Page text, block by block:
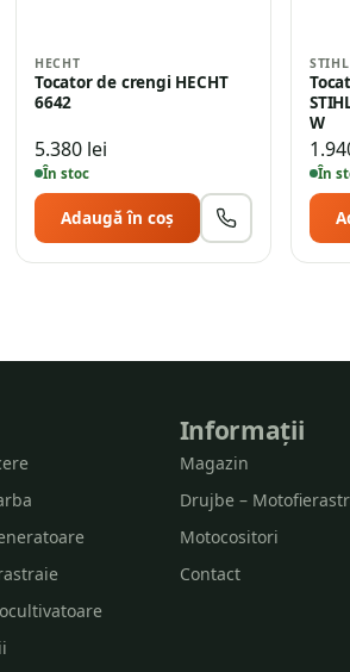
HECHT
Tocator de crengi HECHT
6642
5.380 lei
În stoc
Adaugă în coș
STIHL
W
În
Informații
Magazin
Drujbe –
Motocositori
Contact